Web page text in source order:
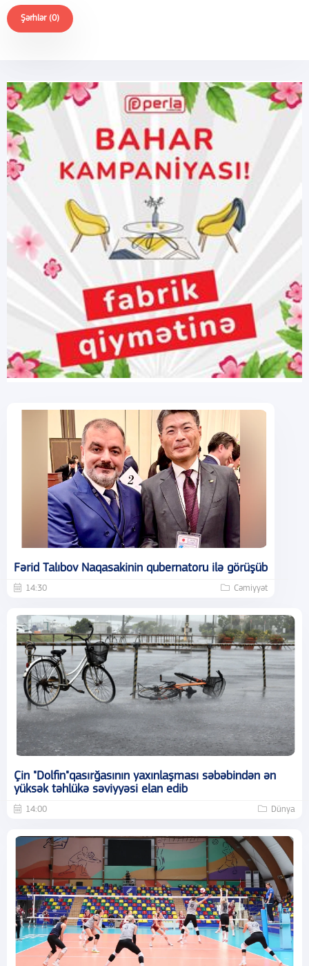
Şərhlər (0)
Fərid Talıbov Naqasakinin qubernatoru ilə görüşüb
14:30 Cəmiyyət
Çin "Dolfin"qasırğasının yaxınlaşması səbəbindən ən
yüksək təhlükə səviyyəsi elan edib
14:00 Dünya